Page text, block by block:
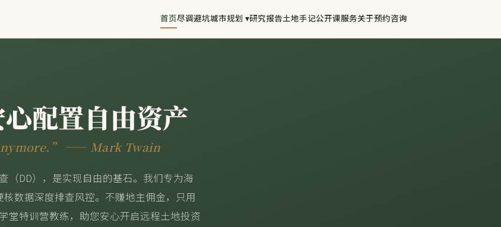
首页尽调避坑城市规划 ▾研究报告土地手记公开课服务关于预约咨询
配置自由资产
—— Mark Twain
（DD），是实现自由的基石。我们专为海
数据深度排查风控。不赚地主佣金，只用
堂特训营教练，助您安心开启远程土地投资